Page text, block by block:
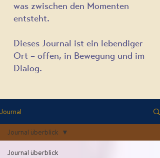
was zwischen den Momenten
entsteht.
Dieses Journal ist ein lebendiger
Ort – offen, in Bewegung und im
Dialog.
Journal
Journal überblick
Journal überblick